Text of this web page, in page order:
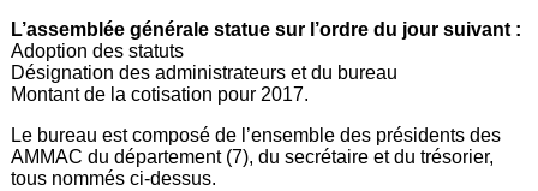
L’assemblée générale statue sur l’ordre du jour suivant :
Adoption des statuts
Désignation des administrateurs et du bureau
Montant de la cotisation pour 2017.
Le bureau est composé de l’ensemble des présidents des
AMMAC du département (7), du secrétaire et du trésorier,
tous nommés ci-dessus.